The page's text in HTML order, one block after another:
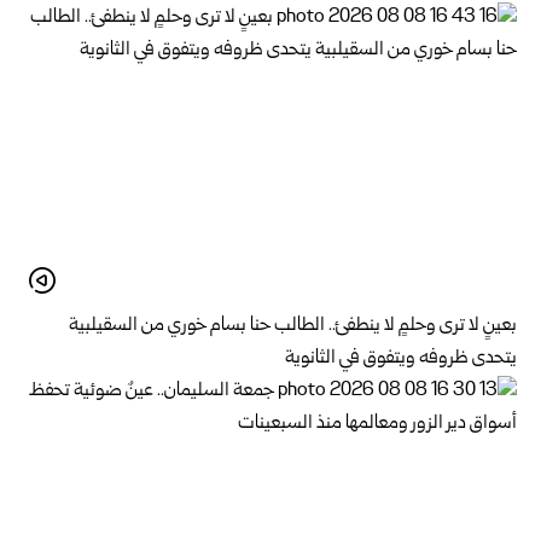
بعينٍ لا ترى وحلمٍ لا ينطفئ.. الطالب حنا بسام خوري من السقيلبية
يتحدى ظروفه ويتفوق في الثانوية